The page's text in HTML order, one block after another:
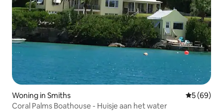
Woning in Smiths
5 (69)
Coral Palms Boathouse - Huisje aan het water